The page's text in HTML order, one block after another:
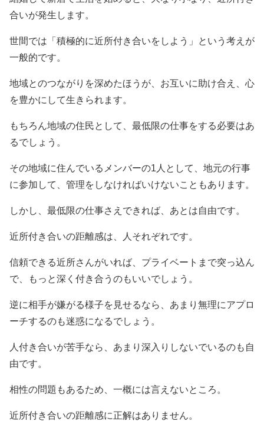
合いが発生します。
世間では「積極的に近所付き合いをしよう」という考えが
一般的です。
地域とのつながりを深めたほうが、お互いに助け合え、心
を豊かにして生きられます。
もちろん地域の住民として、最低限の仕事をする必要はあ
るでしょう。
その地域に住んでいるメンバーの1人として、地元の行事
に参加して、管理をしなければいけないこともあります。
しかし、最低限の仕事さえできれば、あとは自由です。
近所付き合いの距離感は、人それぞれです。
信頼できる近所さんがいれば、プライベートまで突っ込ん
で、もっと深く付き合うのもいいでしょう。
逆に相手が嫌がる様子を見せるなら、あまり無理にアプロ
ーチするのも迷惑になるでしょう。
人付き合いが苦手なら、あまり深入りしないでいるのも自
由です。
相性の問題もあるため、一概には言えないところ。
近所付き合いの距離感に正解はありません。